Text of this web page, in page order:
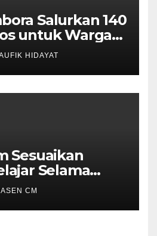
Salurkan 140
untuk Warga
HUT ke-
HIDAYAT
Sesuaikan
Selama
CM